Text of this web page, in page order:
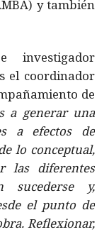
y también
el coordinador
de
a generar una
a efectos de
lo conceptual,
las diferentes
sucederse y,
el punto de
Reflexionar,